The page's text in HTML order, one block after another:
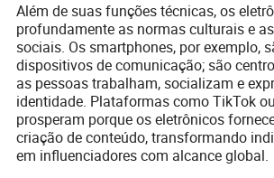
Além de suas funções técnicas, os
profundamente as normas culturais e
sociais. Os smartphones, por exemplo,
dispositivos de comunicação; são
as pessoas trabalham, socializam e
identidade. Plataformas como TikTok
prosperam porque os eletrônicos
criação de conteúdo, transformando
em influenciadores com alcance global.